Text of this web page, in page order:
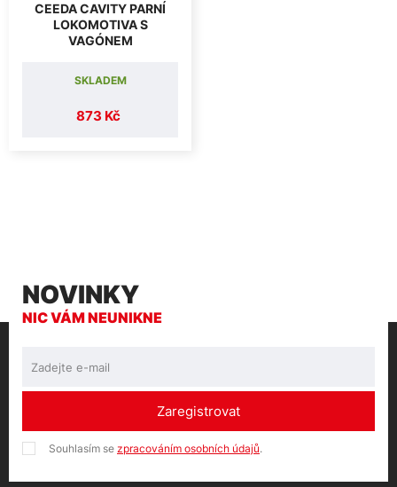
CEEDA CAVITY PARNÍ
LOKOMOTIVA S
VAGÓNEM
873 Kč
SKLADEM
NOVINKY
NIC VÁM NEUNIKNE
Zaregistrovat
Souhlasím se zpracováním osobních údajů.